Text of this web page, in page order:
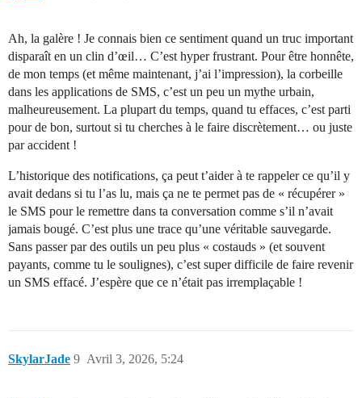
Ah, la galère ! Je connais bien ce sentiment quand un truc important
disparaît en un clin d’œil… C’est hyper frustrant. Pour être honnête,
de mon temps (et même maintenant, j’ai l’impression), la corbeille
dans les applications de SMS, c’est un peu un mythe urbain,
malheureusement. La plupart du temps, quand tu effaces, c’est parti
pour de bon, surtout si tu cherches à le faire discrètement… ou juste
par accident !
L’historique des notifications, ça peut t’aider à te rappeler ce qu’il y
avait dedans si tu l’as lu, mais ça ne te permet pas de « récupérer »
le SMS pour le remettre dans ta conversation comme s’il n’avait
jamais bougé. C’est plus une trace qu’une véritable sauvegarde.
Sans passer par des outils un peu plus « costauds » (et souvent
payants, comme tu le soulignes), c’est super difficile de faire revenir
un SMS effacé. J’espère que ce n’était pas irremplaçable !
SkylarJade Avril 3, 2026, 5:24
9